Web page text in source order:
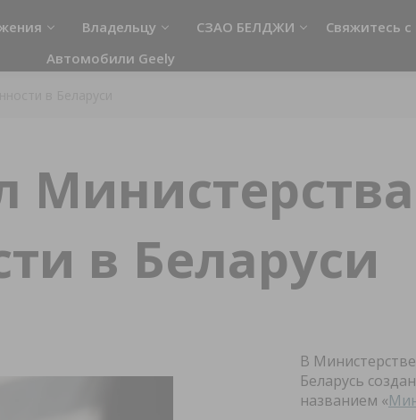
Владельцу
Советы по эксплуатации
Помощь на дорогах
СЗАО БЕЛДЖИ
Стать дилером
Гостиница
Магазин
Противодействие коррупции
Свяжитесь
Автомобили Geely
Министерства
в Беларуси
В
Беларусь
названием «